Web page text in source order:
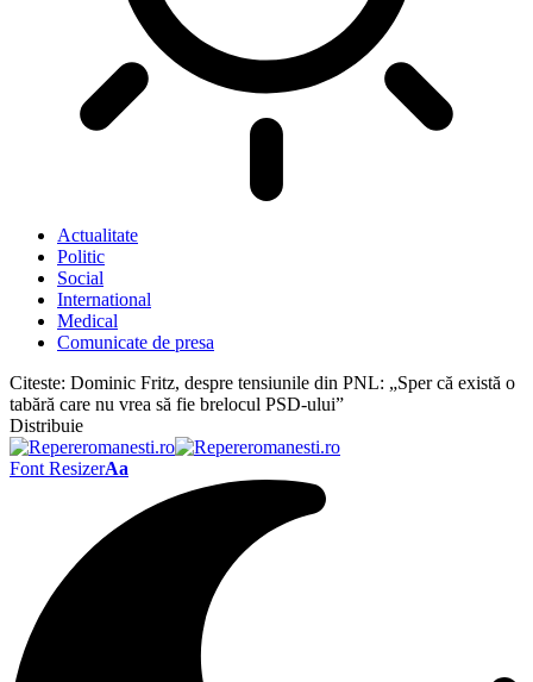
Actualitate
Politic
Social
International
Medical
Comunicate de presa
Citeste: Dominic Fritz, despre tensiunile din PNL: „Sper că există o
tabără care nu vrea să fie brelocul PSD-ului”
Distribuie
Font ResizerAa